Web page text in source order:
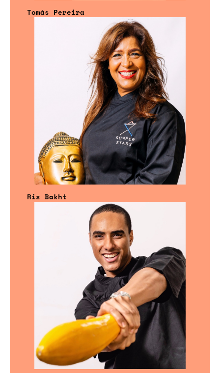
Tomás Pereira
Riz Bakht